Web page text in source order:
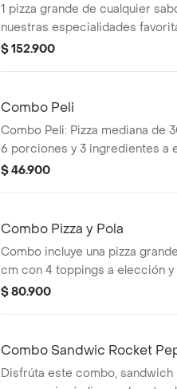
1 pizza grande de cualquier
nuestras especialidades
únicas + 2 lasagnas con salsa
disfruta premium a menor
$ 152.900
Combo Peli
Combo Peli: Pizza mediana de
6 porciones y 3 ingredientes a
acompañada de una Coca Cola
$ 46.900
Combo Pizza y Pola
Combo incluye una pizza
cm con 4 toppings a elección y
cervezas Club Colombia.
$ 80.900
Combo Sandwic Rocket
Disfrúta este combo,